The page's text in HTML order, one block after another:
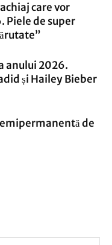
care vor
Piele de super
anului 2026.
și Hailey Bieber
de